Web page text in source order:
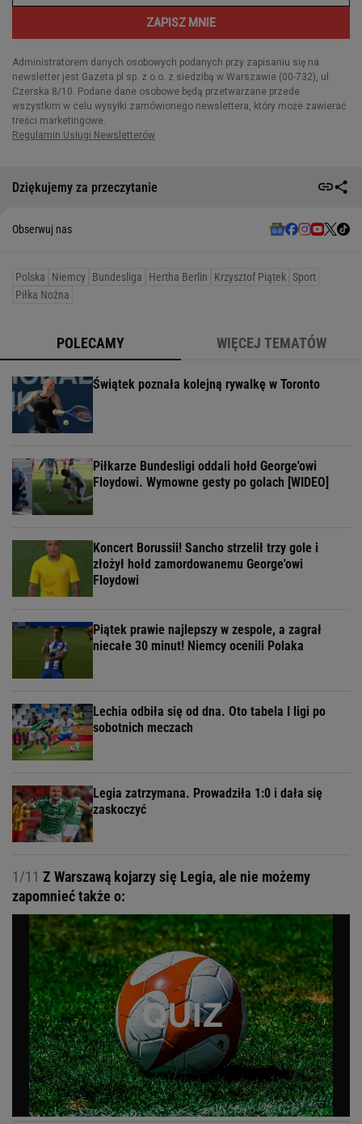
Dziękujemy za przeczytanie
Obserwuj nas
Polska Niemcy Bundesliga Hertha Berlin Krzysztof Piątek Sport
Piłka Nożna
POLECAMY WIĘCEJ TEMATÓW
Świątek poznała kolejną rywalkę w Toronto
Piłkarze Bundesligi oddali hołd George'owi
Floydowi. Wymowne gesty po golach [WIDEO]
Koncert Borussii! Sancho strzelił trzy gole i
złożył hołd zamordowanemu George'owi
Floydowi
Piątek prawie najlepszy w zespole, a zagrał
niecałe 30 minut! Niemcy ocenili Polaka
Lechia odbiła się od dna. Oto tabela I ligi po
sobotnich meczach
Legia zatrzymana. Prowadziła 1:0 i dała się
zaskoczyć
1/11 Z Warszawą kojarzy się Legia, ale nie możemy
zapomnieć także o: